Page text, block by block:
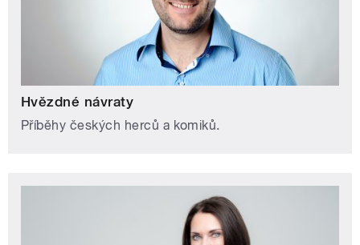
Hvězdné návraty
Příběhy českých herců a komiků.